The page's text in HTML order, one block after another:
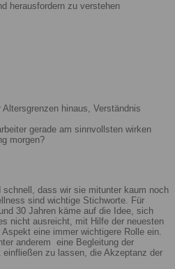
herausfordern zu verstehen
hinaus, Verständnis
gerade am sinnvollsten wirken
morgen?
schnell, dass wir sie mitunter kaum noch
sind wichtige Stichworte. Für
30 Jahren käme auf die Idee, sich
nicht ausreicht, mit Hilfe der neuesten
eine immer wichtigere Rolle ein.
anderem eine Begleitung der
zu lassen, die Akzeptanz der